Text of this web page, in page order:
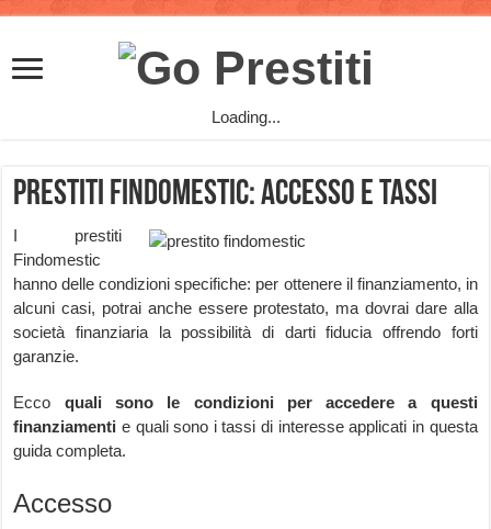
Loading...
Prestiti Findomestic: accesso e tassi
I prestiti
Findomestic
hanno delle condizioni specifiche: per ottenere il finanziamento, in
alcuni casi, potrai anche essere protestato, ma dovrai dare alla
società finanziaria la possibilità di darti fiducia offrendo forti
garanzie.
Ecco quali sono le condizioni per accedere a questi
finanziamenti e quali sono i tassi di interesse applicati in questa
guida completa.
Accesso